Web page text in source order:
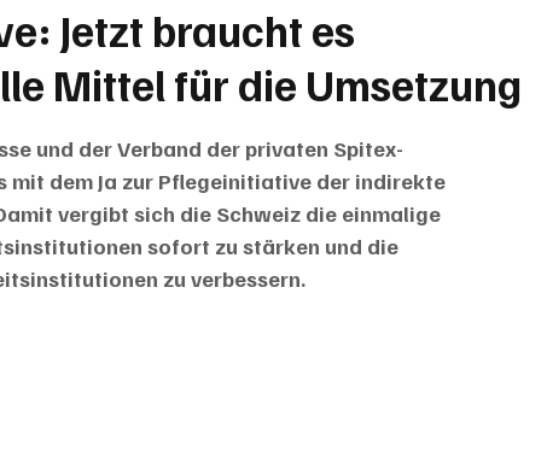
Jetzt braucht es
Mittel für die Umsetzung
und der Verband der privaten Spitex-
mit dem Ja zur Pflegeinitiative der indirekte
vergibt sich die Schweiz die einmalige
sofort zu stärken und die
zu verbessern.